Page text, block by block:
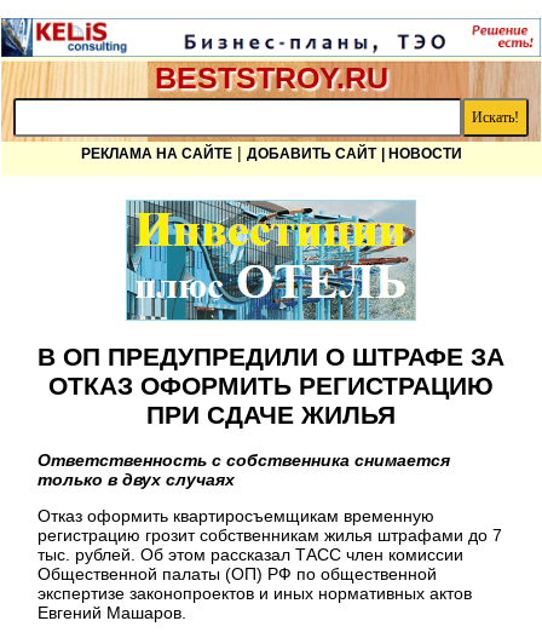
BESTSTROY.RU
РЕКЛАМА НА САЙТЕ| ДОБАВИТЬ САЙТ | НОВОСТИ
В ОП ПРЕДУПРЕДИЛИ О ШТРАФЕ ЗА
ОТКАЗ ОФОРМИТЬ РЕГИСТРАЦИЮ
ПРИ СДАЧЕ ЖИЛЬЯ
Ответственность с собственника снимается
только в двух случаях
Отказ оформить квартиросъемщикам временную
регистрацию грозит собственникам жилья штрафами до 7
тыс. рублей. Об этом рассказал ТАСС член комиссии
Общественной палаты (ОП) РФ по общественной
экспертизе законопроектов и иных нормативных актов
Евгений Машаров.